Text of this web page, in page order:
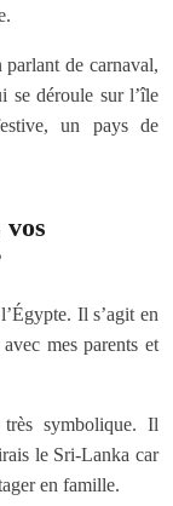
de carnaval,
se déroule sur l’île
un pays de
vos
Il s’agit en
mes parents et
symbolique. Il
le Sri-Lanka car
en famille.